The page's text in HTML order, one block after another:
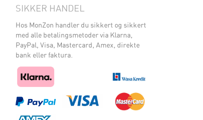
SIKKER HANDEL
Hos MonZon handler du sikkert og sikkert
med alle betalingsmetoder via Klarna,
PayPal, Visa, Mastercard, Amex, direkte
bank eller faktura.